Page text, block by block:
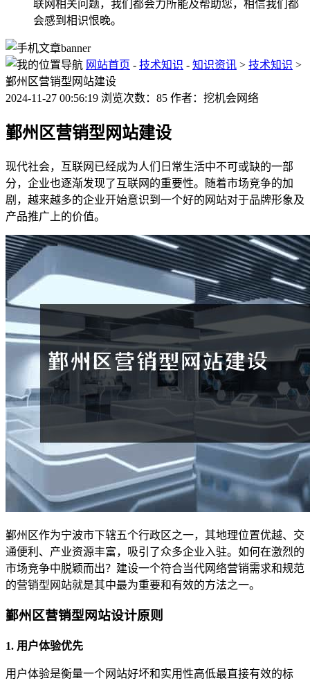
联网相关问题，我们都会力所能及帮助您，相信我们都
会感到相识恨晚。
网站首页 - 技术知识 - 知识资讯 > 技术知识 >
鄞州区营销型网站建设
2024-11-27 00:56:19 浏览次数：85 作者：挖机会网络
鄞州区营销型网站建设
现代社会，互联网已经成为人们日常生活中不可或缺的一部
分，企业也逐渐发现了互联网的重要性。随着市场竞争的加
剧，越来越多的企业开始意识到一个好的网站对于品牌形象及
产品推广上的价值。
鄞州区作为宁波市下辖五个行政区之一，其地理位置优越、交
通便利、产业资源丰富，吸引了众多企业入驻。如何在激烈的
市场竞争中脱颖而出？建设一个符合当代网络营销需求和规范
的营销型网站就是其中最为重要和有效的方法之一。
鄞州区营销型网站设计原则
1. 用户体验优先
用户体验是衡量一个网站好坏和实用性高低最直接有效的标